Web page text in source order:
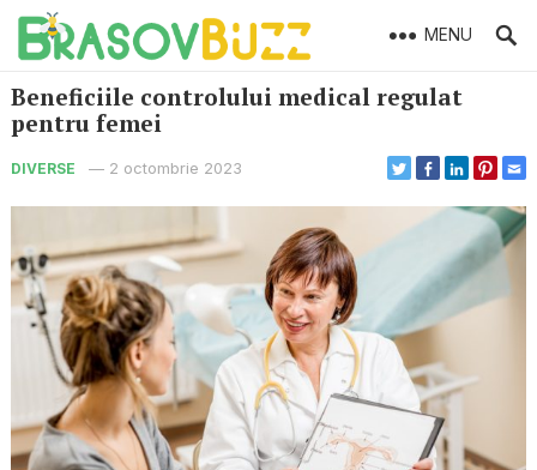
MENU
Beneficiile controlului medical regulat
pentru femei
DIVERSE — 2 octombrie 2023